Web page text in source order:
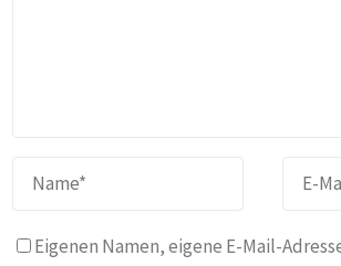
Eigenen Namen, eigene E-Mail-